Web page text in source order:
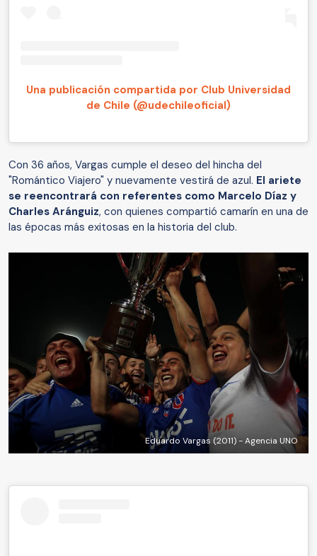
Una publicación compartida por Club Universidad
de Chile (@udechileoficial)
Con 36 años, Vargas cumple el deseo del hincha del
"Romántico Viajero" y nuevamente vestirá de azul. El ariete
se reencontrará con referentes como Marcelo Díaz y
Charles Aránguiz, con quienes compartió camarín en una de
las épocas más exitosas en la historia del club.
Eduardo Vargas (2011) - Agencia UNO